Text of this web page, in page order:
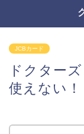
JCBカード
ドクター
使えない！